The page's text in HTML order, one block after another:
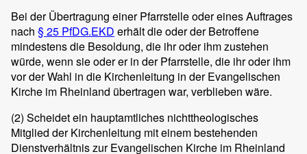
Bei der Übertragung einer Pfarrstelle oder eines Auftrages
nach § 25 PfDG.EKD erhält die oder der Betroffene
mindestens die Besoldung, die ihr oder ihm zustehen
würde, wenn sie oder er in der Pfarrstelle, die ihr oder ihm
vor der Wahl in die Kirchenleitung in der Evangelischen
Kirche im Rheinland übertragen war, verblieben wäre.
(2) Scheidet ein hauptamtliches nichttheologisches
Mitglied der Kirchenleitung mit einem bestehenden
Dienstverhältnis zur Evangelischen Kirche im Rheinland